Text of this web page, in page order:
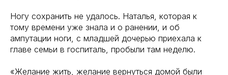
Ногу сохранить не удалось. Наталья, которая к
тому времени уже знала и о ранении, и об
ампутации ноги, с младшей дочерью приехала к
главе семьи в госпиталь, пробыли там неделю.
«Желание жить, желание вернуться домой были